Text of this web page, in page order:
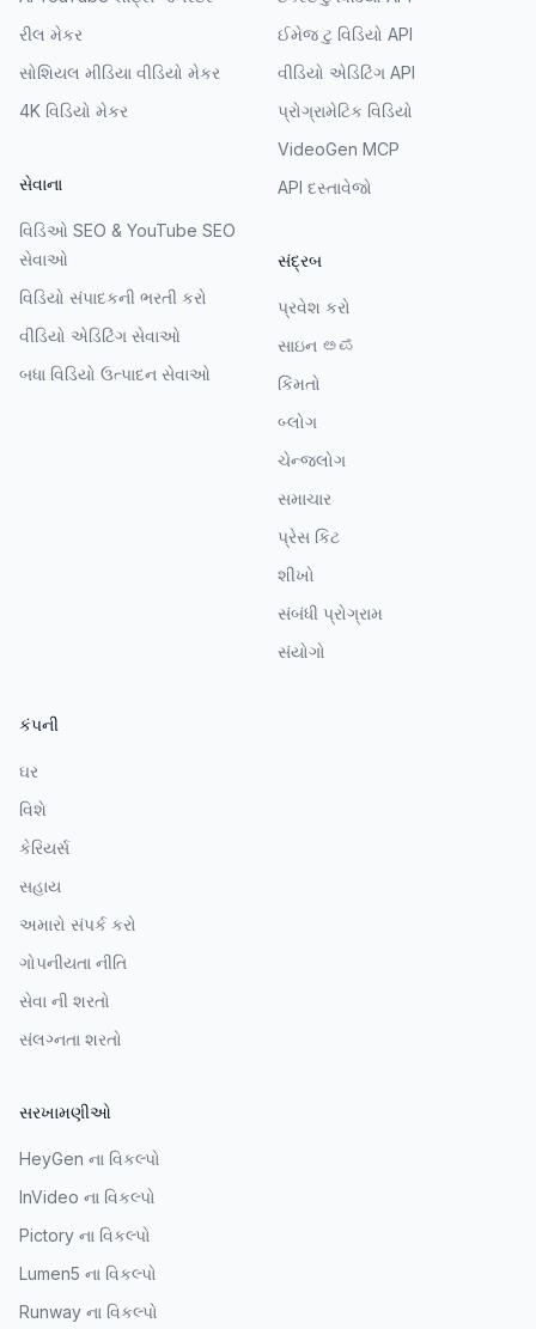
રીલ મેકર
સોશિયલ મીડિયા વીડિયો મેકર
4K વિડિયો મેકર
સેવાના
વિડિઓ SEO & YouTube SEO
સેવાઓ
વિડિયો સંપાદકની ભરતી કરો
વીડિયો એડિટિંગ સેવાઓ
બધા વિડિયો ઉત્પાદન સેવાઓ
ઈમેજ ટુ વિડિયો API
વીડિયો એડિટિંગ API
પ્રોગ્રામેટિક વિડિયો
VideoGen MCP
API દસ્તાવેજો
સંદ્રબ
પ્રવેશ કરો
સાઇન ಅಪ
કિંમતો
બ્લોગ
ચેન્જલોગ
સમાચાર
પ્રેસ કિટ
શીખો
સંબંધી પ્રોગ્રામ
સંયોગો
કંપની
ઘર
વિશે
કેરિયર્સ
સહાય
અમારો સંપર્ક કરો
ગોપનીયતા નીતિ
સેવા ની શરતો
સંલગ્નતા શરતો
સરખામણીઓ
HeyGen ના વિકલ્પો
InVideo ના વિકલ્પો
Pictory ના વિકલ્પો
Lumen5 ના વિકલ્પો
Runway ના વિકલ્પો